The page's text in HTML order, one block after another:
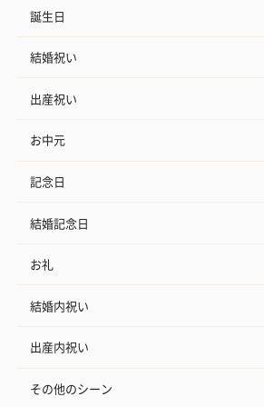
誕生日
結婚祝い
出産祝い
お中元
記念日
結婚記念日
お礼
結婚内祝い
出産内祝い
その他のシーン